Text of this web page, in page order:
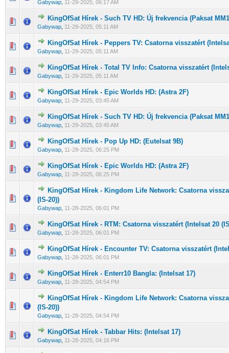
Gabywap 11-29-2025, 06:17 AM
KingOfSat Hírek - Such TV HD: Új frekvencia (Paksat
Gabywap 11-29-2025, 05:11 AM
0 Szavazat - 0 / 5 átlagban
123 4 5
KingOfSat Hírek - Peppers TV: Csatorna visszatért
Gabywap 11-29-2025, 05:11 AM
0 Szavazat - 0 / 5 átlagban
12345
KingOfSat Hírek - Total TV Info: Csatorna visszatért
Gabywap 11-29-2025, 05:11 AM
0 Szavazat - 0 / 5 átlagban
123 4 5
KingOfSat Hírek - Epic Worlds HD: (Astra 2F)
Gabywap 11-29-2025, 03:45 AM
0 Szavazat - 0 / 5 átlagban
12 345
KingOfSat Hírek - Such TV HD: Új frekvencia (Paksat
Gabywap 11-29-2025, 03:45 AM
0 Szavazat - 0 / 5 átlagban
123 4 5
KingOfSat Hírek - Pop Up HD: (Eutelsat 9B)
Gabywap 11-28-2025, 06:25 PM
0 Szavazat - 0 / 5 átlagban
12 345
KingOfSat Hírek - Epic Worlds HD: (Astra 2F)
Gabywap 11-28-2025, 06:25 PM
0 Szavazat - 0 / 5 átlagban
12 345
KingOfSat Hírek - Kingdom Life Network: Csatorna
(IS-20))
Gabywap 11-28-2025, 06:01 PM
KingOfSat Hírek - RTM: Csatorna visszatért (Intelsat 20
Gabywap 11-28-2025, 06:01 PM
0 Szavazat - 0 / 5 átlagban
123 45
KingOfSat Hírek - Encounter TV: Csatorna visszatért
Gabywap 11-28-2025, 06:01 PM
0 Szavazat - 0 / 5 átlagban
12345
KingOfSat Hírek - Enterr10 Bangla: (Intelsat 17)
Gabywap 11-28-2025, 04:54 PM
0 Szavazat - 0 / 5 átlagban
12345
KingOfSat Hírek - Kingdom Life Network: Csatorna
(IS-20))
Gabywap 11-28-2025, 04:54 PM
KingOfSat Hírek - Tabbar Hits: (Intelsat 17)
Gabywap 11-28-2025, 04:16 PM
0 Szavazat - 0 / 5 átlagban
1234 5